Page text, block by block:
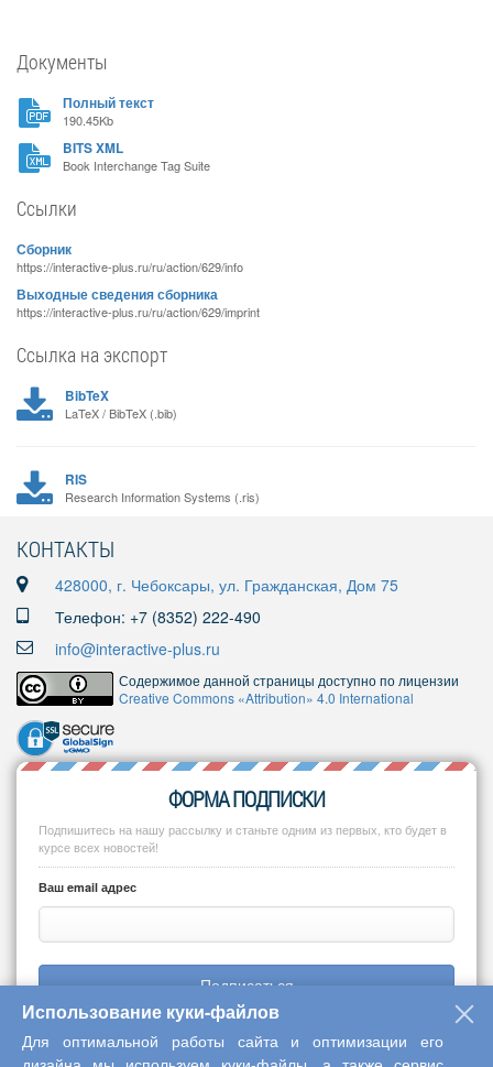
Документы
Полный текст
190.45Kb
BITS XML
Book Interchange Tag Suite
Ссылки
Сборник
https://interactive-plus.ru/ru/action/629/info
Выходные сведения сборника
https://interactive-plus.ru/ru/action/629/imprint
Ссылка на экспорт
BibTeX
LaTeX / BibTeX (.bib)
RIS
Research Information Systems (.ris)
КОНТАКТЫ
428000, г. Чебоксары, ул. Гражданская, Дом 75
Телефон: +7 (8352) 222-490
info@interactive-plus.ru
Содержимое данной страницы доступно по лицензии
Creative Commons «Attribution» 4.0 International
ФОРМА ПОДПИСКИ
Подпишитесь на нашу рассылку и станьте одним из первых, кто будет в
курсе всех новостей!
Ваш email адрес
Подписаться
Использование куки-файлов
Для оптимальной работы сайта и оптимизации его